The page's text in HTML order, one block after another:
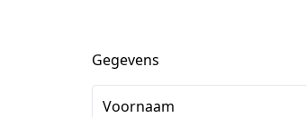
Gegevens
Voornaam